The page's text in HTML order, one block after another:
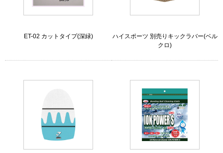
ET-02 カットタイプ(深緑)
ハイスポーツ 別売りキックラバー(ベル
クロ)